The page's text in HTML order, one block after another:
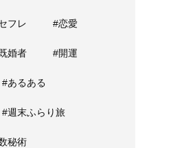
フレ #恋愛
婚者 #開運
#あるある
#週末ふらり旅
秘術